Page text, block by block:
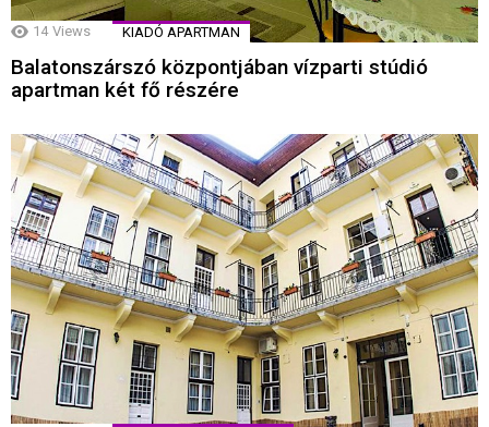
14 Views KIADÓ APARTMAN
Balatonszárszó központjában vízparti stúdió
apartman két fő részére